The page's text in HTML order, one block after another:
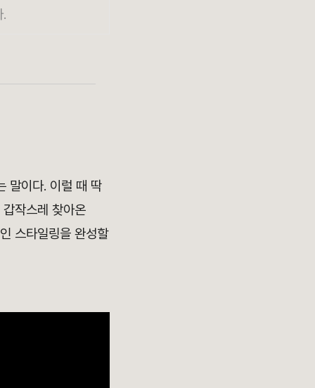
말이다. 이럴 때 딱
작스레 찾아온
스타일링을 완성할